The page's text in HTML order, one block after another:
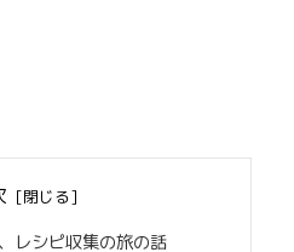
レシピ収集の旅の話